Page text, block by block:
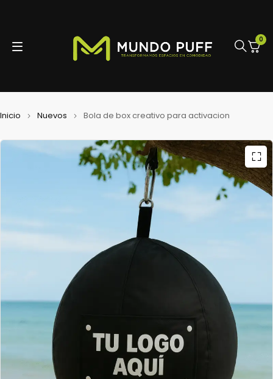
0
Inicio Nuevos Bola de box creativo para activacion